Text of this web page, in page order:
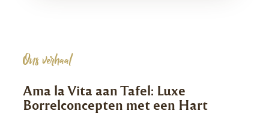
Ons verhaal
Ama la Vita aan Tafel: Luxe
Borrelconcepten met een Hart